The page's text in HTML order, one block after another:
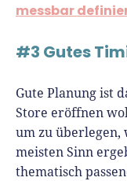
messbar
#3 Gutes
Gute Planung ist
Store eröffnen
um zu überlegen,
meisten Sinn
thematisch